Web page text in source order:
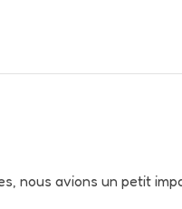
nous avions un petit